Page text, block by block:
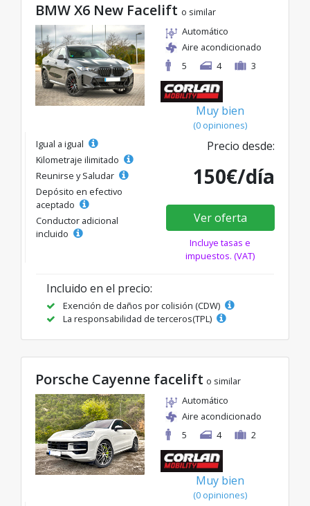
BMW X6 New Facelift o similar
Automático
Aire acondicionado
5
4 3
Muy bien
(0 opiniones)
Igual a igual
Kilometraje ilimitado
Reunirse y Saludar
Depósito en efectivo
aceptado
Conductor adicional
incluido
Precio desde:
150€/día
Ver oferta
Incluye tasas e
impuestos. (VAT)
Incluido en el precio:
Exención de daños por colisión (CDW)
La responsabilidad de terceros(TPL)
Porsche Cayenne facelift o similar
Automático
Aire acondicionado
5
4 2
Muy bien
(0 opiniones)